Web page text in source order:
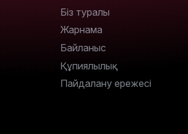
Біз туралы
Жарнама
Байланыс
Құпиялылық
Пайдалану ережесі